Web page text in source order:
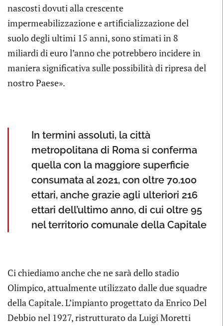
nascosti dovuti alla crescente
impermeabilizzazione e artificializzazione del
suolo degli ultimi 15 anni, sono stimati in 8
miliardi di euro l’anno che potrebbero incidere in
maniera significativa sulle possibilità di ripresa del
nostro Paese».
In termini assoluti, la città
metropolitana di Roma si conferma
quella con la maggiore superficie
consumata al 2021, con oltre 70.100
ettari, anche grazie agli ulteriori 216
ettari dell’ultimo anno, di cui oltre 95
nel territorio comunale della Capitale
Ci chiediamo anche che ne sarà dello stadio
Olimpico, attualmente utilizzato dalle due squadre
della Capitale. L’impianto progettato da Enrico Del
Debbio nel 1927, ristrutturato da Luigi Moretti